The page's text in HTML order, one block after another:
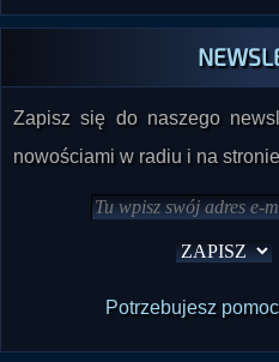
Zapisz się do naszego
nowościami w radiu i na
Potrzebujesz